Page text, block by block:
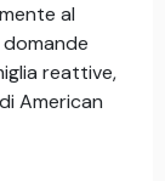
al
reattive,
American